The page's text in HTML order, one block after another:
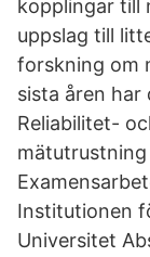
kopplingar till
uppslag till
forskning om
sista åren
Reliabilitet-
Institutionen
Universitet